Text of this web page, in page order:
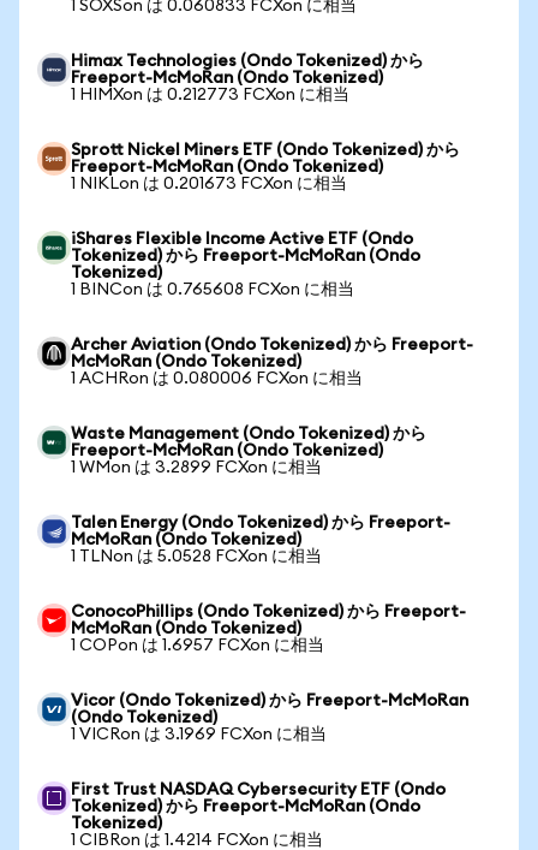
1 SOXSon は 0.060833 FCXon に相当
Himax Technologies (Ondo Tokenized) から
Freeport-McMoRan (Ondo Tokenized)
1 HIMXon は 0.212773 FCXon に相当
Sprott Nickel Miners ETF (Ondo Tokenized) から
Freeport-McMoRan (Ondo Tokenized)
1 NIKLon は 0.201673 FCXon に相当
iShares Flexible Income Active ETF (Ondo
Tokenized) から Freeport-McMoRan (Ondo
Tokenized)
1 BINCon は 0.765608 FCXon に相当
Archer Aviation (Ondo Tokenized) から Freeport-
McMoRan (Ondo Tokenized)
1 ACHRon は 0.080006 FCXon に相当
Waste Management (Ondo Tokenized) から
Freeport-McMoRan (Ondo Tokenized)
1 WMon は 3.2899 FCXon に相当
Talen Energy (Ondo Tokenized) から Freeport-
McMoRan (Ondo Tokenized)
1 TLNon は 5.0528 FCXon に相当
ConocoPhillips (Ondo Tokenized) から Freeport-
McMoRan (Ondo Tokenized)
1 COPon は 1.6957 FCXon に相当
Vicor (Ondo Tokenized) から Freeport-McMoRan
(Ondo Tokenized)
1 VICRon は 3.1969 FCXon に相当
First Trust NASDAQ Cybersecurity ETF (Ondo
Tokenized) から Freeport-McMoRan (Ondo
Tokenized)
1 CIBRon は 1.4214 FCXon に相当